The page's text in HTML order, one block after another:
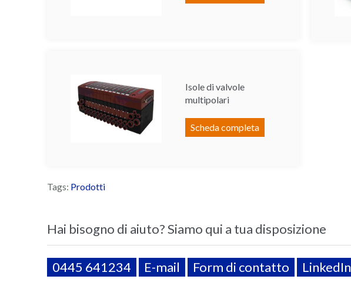
Isole di valvole
multipolari
Scheda completa
Tags: Prodotti
Hai bisogno di aiuto? Siamo qui a tua disposizione
0445 641234 E-mail Form di contatto LinkedIn